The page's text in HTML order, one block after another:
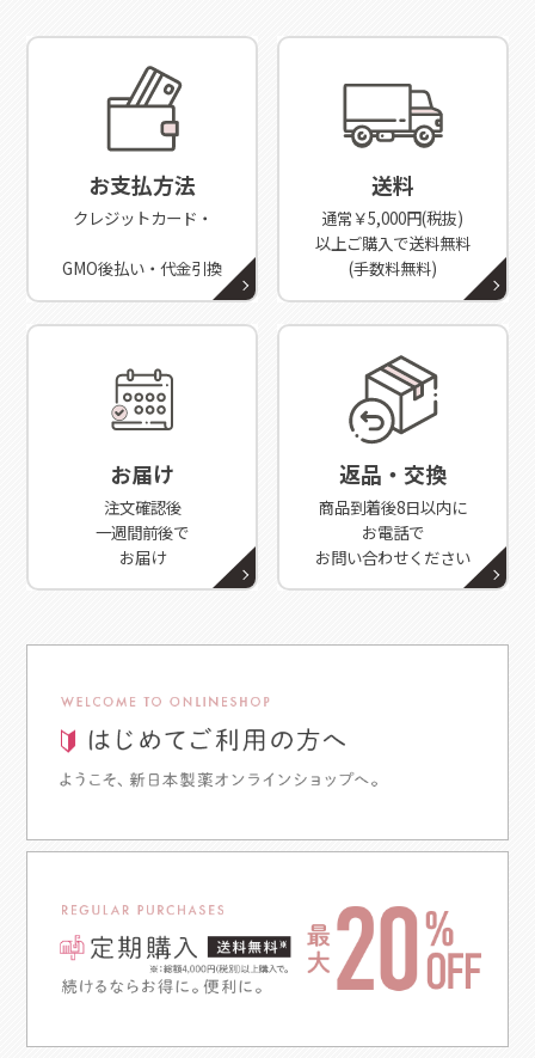
お支払方法
クレジットカード・
GMO後払い・代金引換
送料
通常￥5,000円(税抜)
以上ご購入で送料無料
(手数料無料)
お届け
注文確認後
一週間前後で
お届け
返品・交換
商品到着後8日以内に
お電話で
お問い合わせください